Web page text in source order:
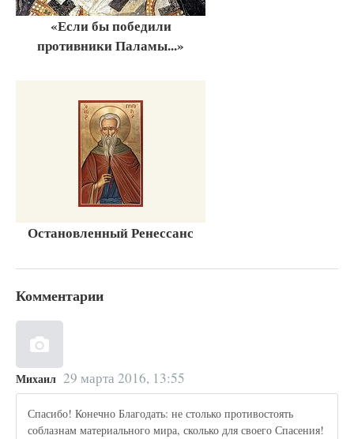
«Если бы победили
противники Паламы...»
Остановленный Ренессанс
Комментарии
Михаил 29 марта 2016, 13:55
Спасибо! Конечно Благодать: не столько противостоять
соблазнам материального мира, сколько для своего Спасения!